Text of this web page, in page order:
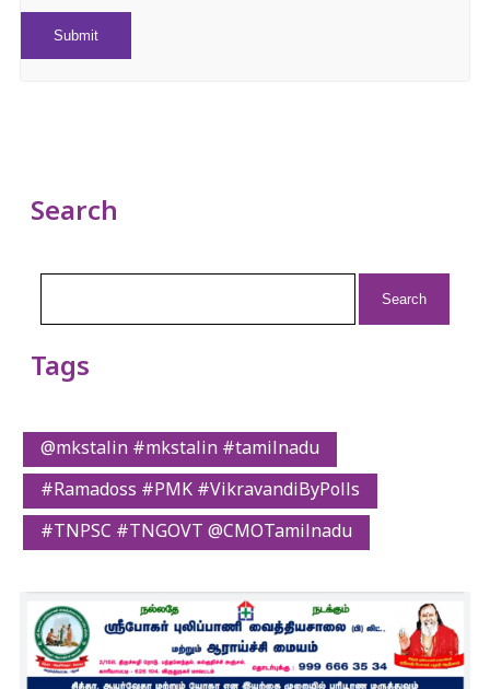
Search
Tags
@mkstalin #mkstalin #tamilnadu
#Ramadoss #PMK #VikravandiByPolls
#TNPSC #TNGOVT @CMOTamilnadu